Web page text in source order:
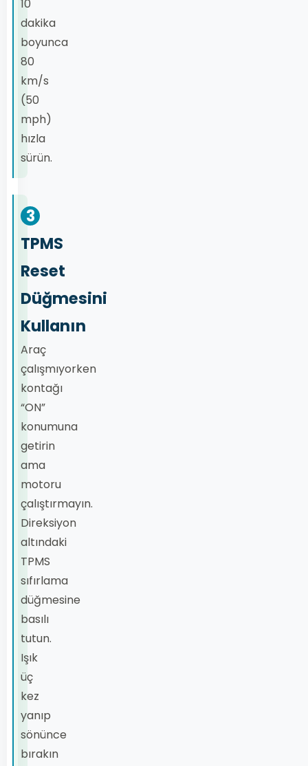
10
dakika
boyunca
80
km/s
(50
mph)
hızla
sürün.
3
TPMS
Reset
Düğmesini
Kullanın
Araç
çalışmıyorken
kontağı
“ON”
konumuna
getirin
ama
motoru
çalıştırmayın.
Direksiyon
altındaki
TPMS
sıfırlama
düğmesine
basılı
tutun.
Işık
üç
kez
yanıp
sönünce
bırakın